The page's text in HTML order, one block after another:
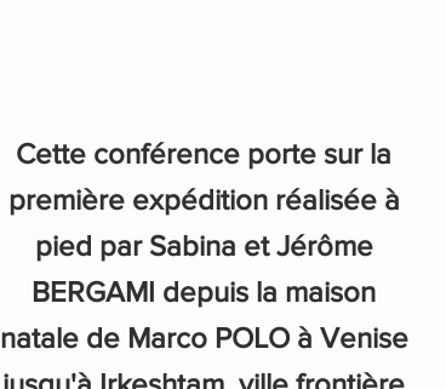
Cette conférence porte sur la
première expédition réalisée à
pied par Sabina et Jérôme
BERGAMI depuis la maison
natale de Marco POLO à Venise